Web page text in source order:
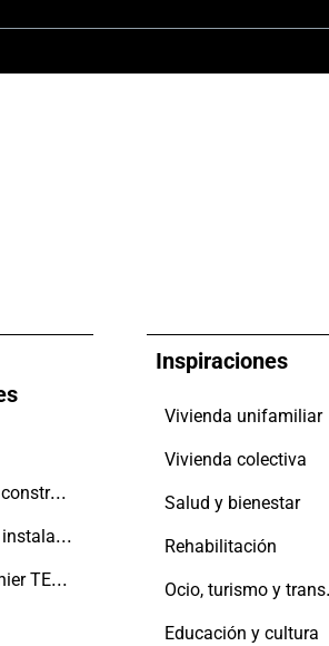
Promotores y constructores
Fabricantes e instaladores
La Red Aluminier TECHNAL
Inspiraciones
Vivienda unifamiliar
Vivienda colectiva
Salud y bienestar
Rehabilitación
Educación y cultura